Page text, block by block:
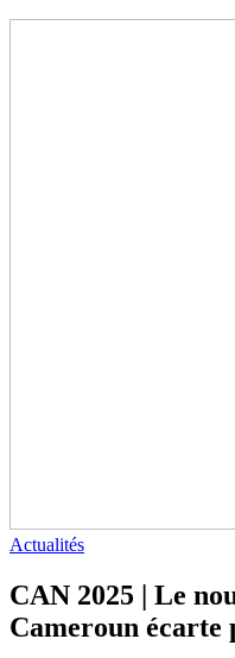
Actualités
CAN 2025 | Le
Cameroun écarte